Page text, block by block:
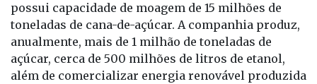
possui capacidade de moagem de 15 milhões de
toneladas de cana-de-açúcar. A companhia produz,
anualmente, mais de 1 milhão de toneladas de
açúcar, cerca de 500 milhões de litros de etanol,
além de comercializar energia renovável produzida